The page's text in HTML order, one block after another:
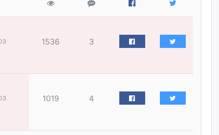
уржигдар
Шатахууныхаа 97 хувийг нэг
улсаас авдаг хараат байдлаа
дүүрдэг
1536 3
1019 4